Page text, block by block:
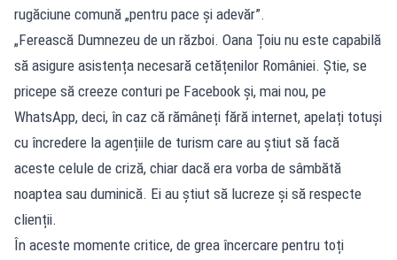
rugăciune comună „pentru pace și adevăr”.
„Ferească Dumnezeu de un război. Oana Țoiu nu este capabilă
să asigure asistența necesară cetățenilor României. Știe, se
pricepe să creeze conturi pe Facebook și, mai nou, pe
WhatsApp, deci, în caz că rămâneți fără internet, apelați totuși
cu încredere la agențiile de turism care au știut să facă
aceste celule de criză, chiar dacă era vorba de sâmbătă
noaptea sau duminică. Ei au știut să lucreze și să respecte
clienții.
În aceste momente critice, de grea încercare pentru toți